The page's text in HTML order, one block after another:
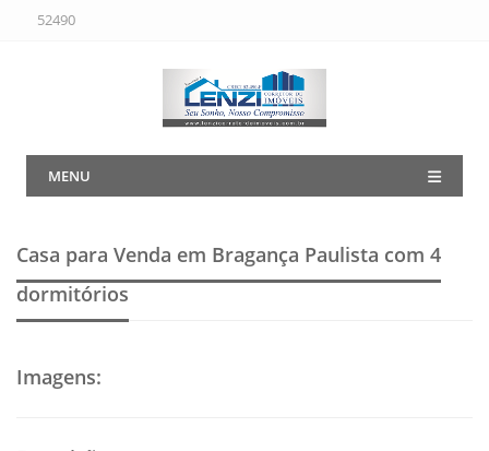
52490
MENU
Casa para Venda em Bragança Paulista com 4
dormitórios
Imagens: